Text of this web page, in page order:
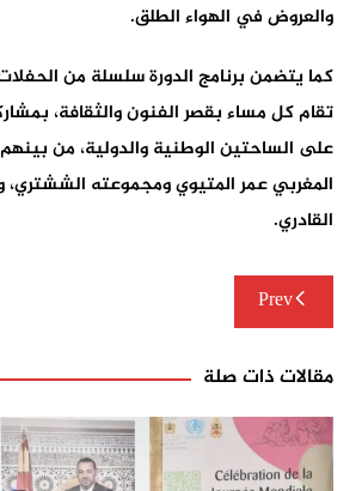
والعروض في الهواء الطلق.
كما يتضمن برنامج الدورة سلسلة من
تقام كل مساء بقصر الفنون والثقافة،
على الساحتين الوطنية والدولية، من
المغربي عمر المتيوي ومجموعته الششتري،
القادري.
تصفّح
المقالات
Prev
مقالات ذات صلة